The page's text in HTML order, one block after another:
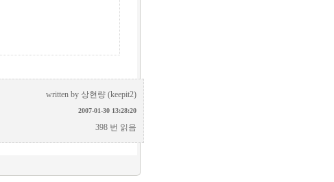
written by 상현량 (keepit2)
2007-01-30 13:28:20
398 번 읽음